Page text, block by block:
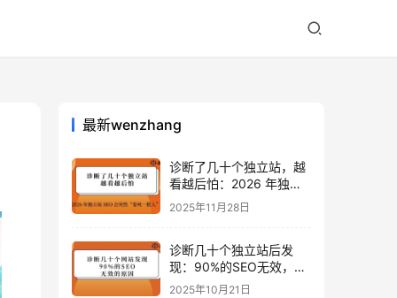
最新wenzhang
诊断了几十个独立站，越
看越后怕：2026 年独立
站 SEO 可能会突然“卷死
一批人”？
2025年11月28日
诊断几十个独立站后发
现：90%的SEO无效，是
因为忽略了这关键一步
2025年10月21日